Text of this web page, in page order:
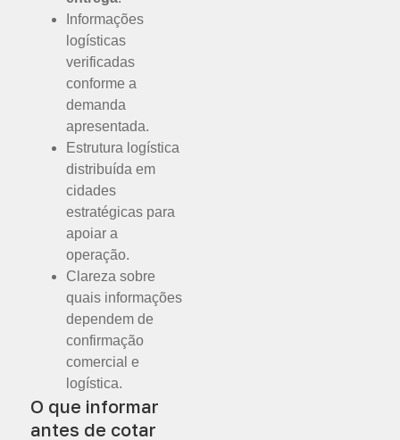
Informações
logísticas
verificadas
conforme a
demanda
apresentada.
Estrutura logística
distribuída em
cidades
estratégicas para
apoiar a
operação.
Clareza sobre
quais informações
dependem de
confirmação
comercial e
logística.
O que informar
antes de cotar